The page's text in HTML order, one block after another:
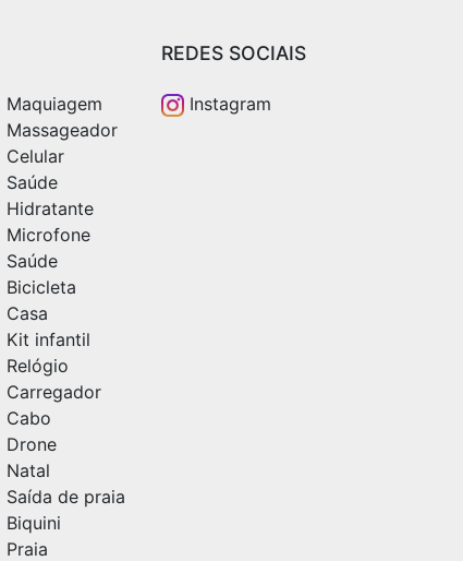
Maquiagem
Massageador
Celular
Saúde
Hidratante
Microfone
Saúde
Bicicleta
Casa
Kit infantil
Relógio
Carregador
Cabo
Drone
Natal
Saída de praia
Biquini
Praia
REDES SOCIAIS
Instagram